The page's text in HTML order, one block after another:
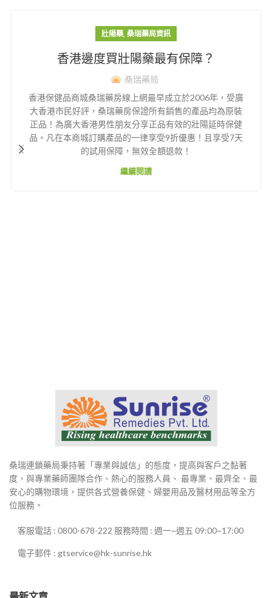
壯陽藥, 桑瑞藥局資訊
香港邊度買壯陽藥最有保障？
桑瑞藥局
香港保健品商城桑瑞藥房線上網最早成立於2006年，受廣
大香港市民好評，桑瑞藥房保證所有銷售的產品均為原裝
正品！為廣大香港男性朋友分享正品有效的壯陽延時保健
品。凡在本商城訂購產品的一律享受9折優惠！且享受7天
的試用保障，無效全額退款！
繼續閱讀
桑瑞連鎖藥局秉持著「專業與誠信」的態度，提高與客戶之黏著
度，與專業藥師團隊合作、熱心的服務人員、 最專業、最齊全、最
安心的購物環境，提供各式營養保健、婦嬰用品及醫材用品等全方
位服務。
客服電話 : 0800-678-222 服務時間 : 週一~週五 09:00~17:00
電子郵件 : gtservice@hk-sunrise.hk